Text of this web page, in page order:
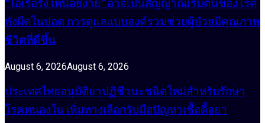
“ไอเรื้อรัง เหนื่อยง่าย” อาจเป็นสัญญาณเริ่มต้นของโรค
พังผืดในปอด การดูแลแบบองค์รวมช่วยผู้ป่วยมีคุณภาพ
ชีวิตที่ดีขึ้น
August 6, 2026August 6, 2026
ประเทศไทยอนุมัติยาปฏิชีวนะชนิดใหม่สำหรับรักษา
โรคหนองใน เพิ่มทางเลือกรับมือปัญหาเชื้อดื้อยา